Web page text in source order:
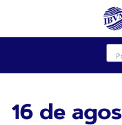
16 de